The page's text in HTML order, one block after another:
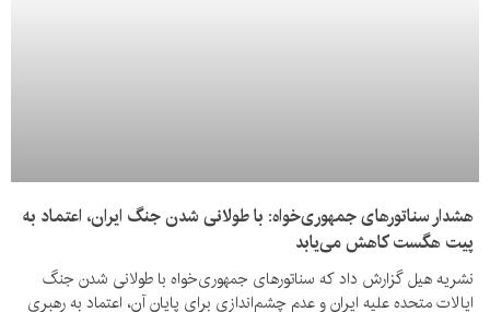
هشدار سناتورهای جمهوری‌خواه: با طولانی شدن جنگ ایران، اعتماد به
پیت هگست کاهش می‌یابد
نشریه هیل گزارش داد که سناتورهای جمهوری‌خواه با طولانی شدن جنگ
ایالات متحده علیه ایران و عدم چشم‌اندازی برای پایان آن، اعتماد به رهبری